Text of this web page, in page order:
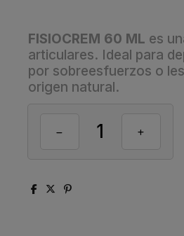
FISIOCREM 60 ML es
articulares. Ideal para
por sobreesfuerzos o
origen natural.